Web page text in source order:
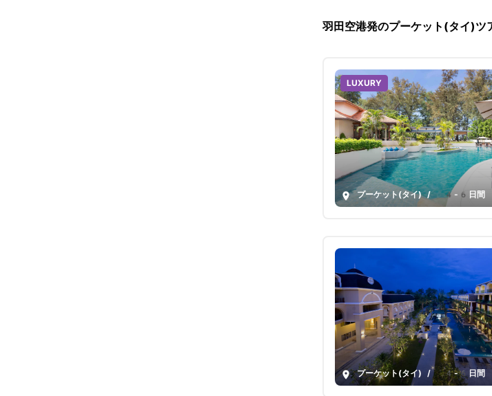
羽田空港発のプーケット(タイ)ツ
LUXURY
プーケット(タイ) / 4-6日間
プーケット(タイ) / 4-6日間